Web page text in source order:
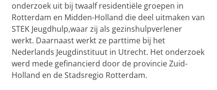
onderzoek uit bij twaalf residentiële groepen in
Rotterdam en Midden-Holland die deel uitmaken van
STEK Jeugdhulp,waar zij als gezinshulpverlener
werkt. Daarnaast werkt ze parttime bij het
Nederlands Jeugdinstituut in Utrecht. Het onderzoek
werd mede gefinancierd door de provincie Zuid-
Holland en de Stadsregio Rotterdam.